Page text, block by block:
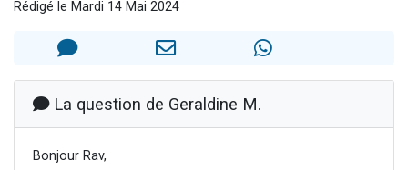
Il reste 49 places pour étudier en groupe sur Zoom
2 personnes viennent de faire un don pour Tsédaka : pauvres d'Israel
Rédigé le Mardi 14 Mai 2024
La question de Geraldine M.
Bonjour Rav,